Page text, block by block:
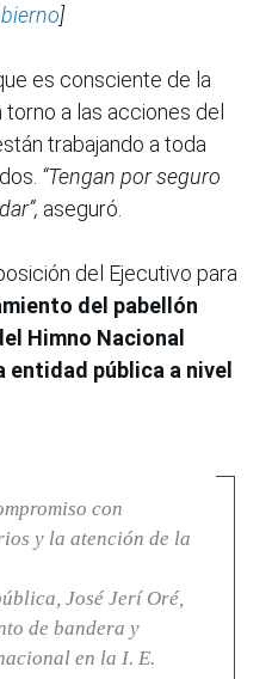
]
es consciente de la
a las acciones del
trabajando a toda
“Tengan por seguro
aseguró.
del Ejecutivo para
del pabellón
Himno Nacional
entidad pública a nivel
con
y la atención de la
José Jerí Oré,
de bandera y
en la I. E.